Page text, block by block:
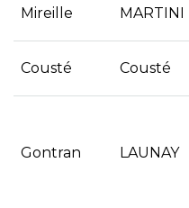
Mireille MARTINI
Cousté Cousté
Gontran LAUNAY